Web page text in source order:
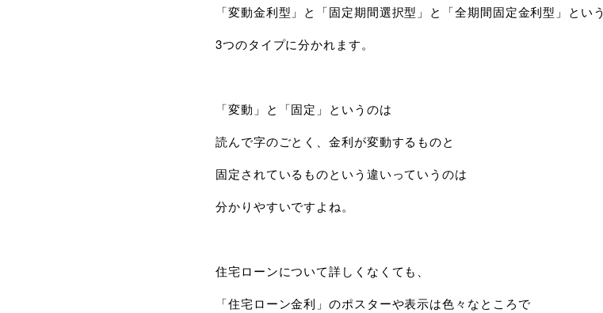
「変動金利型」と「固定期間選択型」と「全期間固定金利型」という
3つのタイプに分かれます。
「変動」と「固定」というのは
読んで字のごとく、金利が変動するものと
固定されているものという違いっていうのは
分かりやすいですよね。
住宅ローンについて詳しくなくても、
「住宅ローン金利」のポスターや表示は色々なところで